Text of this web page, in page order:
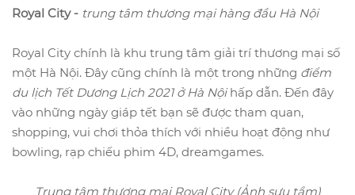
Royal City - trung tâm thương mại hàng đầu Hà Nội
Royal City chính là khu trung tâm giải trí thương mại số
một Hà Nội. Đây cũng chính là một trong những điểm
du lịch Tết Dương Lịch 2021 ở Hà Nộihấp dẫn. Đến đây
vào những ngày giáp tết bạn sẽ được tham quan,
shopping, vui chơi thỏa thích với nhiều hoạt động như
bowling, rạp chiếu phim 4D, dreamgames.
Trung tâm thương mại Royal City (Ảnh sưu tầm)